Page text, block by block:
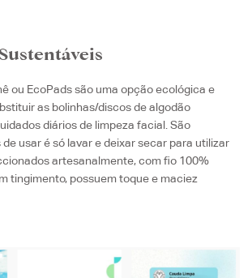
ou EcoPads são uma opção ecológica e
as bolinhas/discos de algodão
diários de limpeza facial. São
usar é só lavar e deixar secar para utilizar
artesanalmente, com fio 100%
tingimento, possuem toque e maciez